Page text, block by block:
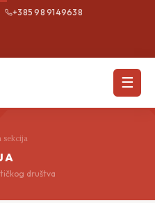
+385 98 9149638
☰
sekcija
društva